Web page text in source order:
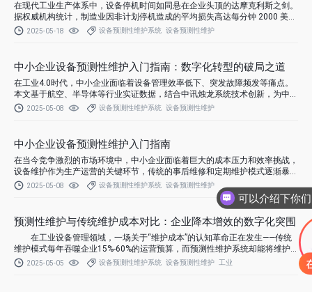
在现代工业生产体系中，设备停机时间如同悬在企业头顶的达摩克利斯之剑。
据权威机构统计，制造业因非计划停机造成的平均损失高达每分钟 2000 美
元，部分关键生产环节的停机甚至会引发连锁反应，导致整条产线瘫痪。传统
段。中讯烛龙预测性维护系统，以其前沿的技术架构与精准的预测能力，为企
业设备稳定运行提供了全新解决方案。
2025-05-18 设备预测性维护系统 设备预测性维护
中小企业设备预测性维护入门指南：数字化转型的破局之道
在工业4.0时代，中小企业面临着设备管理效率低下、突发故障频发等痛点。
本文基于航空、半导体等行业实证数据，结合中讯烛龙系统技术创新，为中小
企业提供零基础入门路径与低成本实践方案，助力企业实现从"被动抢修"到"主
2025-05-08 设备预测性维护系统 设备预测性维护
中小企业设备预测性维护入门指南
在当今竞争激烈的市场环境中，中小企业面临着巨大的成本压力和效率挑战，
设备维护作为生产运营的关键环节，传统的事后维修和定期维护模式逐渐暴露
出诸多弊端。事后维修往往导致设备故障停机时间延长，生产进度受阻，造成
不可估量的经济损失；定期维护虽然在一定程度上降低了故障风险，但缺乏针
对性，容易造成资源浪费，增加企业运营成本。而设备预测性维护，作为一种
基于数据驱动的智能维护策略，正成为中小企业突破设备管理瓶颈、提升竞争
力的重要手段。
2025-05-08 设备预测性维护系统 设备预测性维护
预测性维护与传统维护成本对比：企业降本增效的数字化突围
在工业设备管理领域，一场关于“维护成本”的认知革命正在发生——传统
维护模式每年吞噬企业15%-60%的运营预算，而预测性维护系统却能将维护
成本降低40%、设备寿命延长3-5年。本文通过全成本模型拆解、行业级数据
2025-05-05 设备预测性维护系统 设备预测性维护 工业
你们是怎